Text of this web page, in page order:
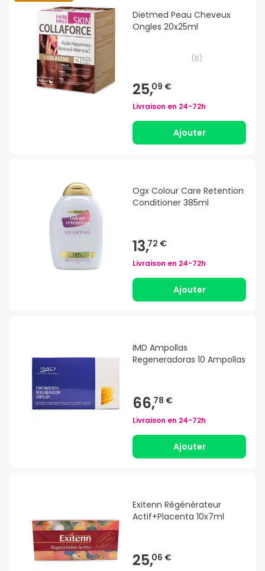
Dietmed Peau Cheveux
Ongles 20x25ml
(6)
25,09 €
Livraison en 24-72h
Ajouter
Ogx Colour Care Retention
Conditioner 385ml
13,72 €
Livraison en 24-72h
Ajouter
IMD Ampollas
Regeneradoras 10 Ampollas
66,78 €
Livraison en 24-72h
Ajouter
Exitenn Régénérateur
Actif+Placenta 10x7ml
25,06 €